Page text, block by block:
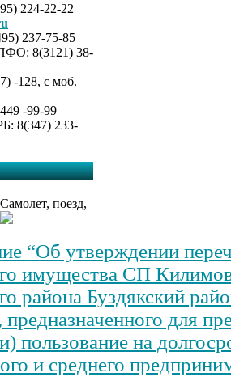
224-22-22
237-75-85
8(3121) 38-
-128, с моб. —
-99-99
8(347) 233-
Самолет, поезд,
“Об утверждении
имущества СП
района Буздякский
для
пользование на
и среднего